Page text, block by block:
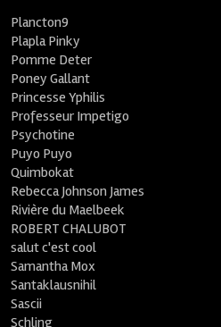
Plancton9
Plapla Pinky
Pomme Deter
Poney Gallant
Princesse Yphilis
Professeur Impetigo
Psychotine
Puyo Puyo
Quimbokat
Rebecca Johnson James
Rivière du Maelbeek
ROBERT CHALUBOT
salut c'est cool
Samantha Mox
Santaklausnihil
Sascii
Schling